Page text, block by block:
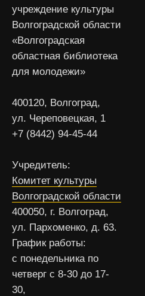
учреждение культуры
Волгоградской области
«Волгоградская
областная библиотека
для молодежи»
400120, Волгоград,
ул. Череповецкая, 1
+7 (8442) 94-45-44
Учредитель:
Комитет культуры
Волгоградской области
400050, г. Волгоград,
ул. Пархоменко, д. 63.
График работы:
с понедельника по
четверг с 8-30 до 17-
30,